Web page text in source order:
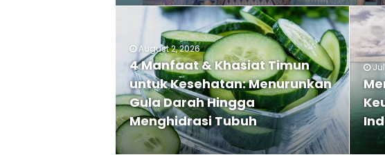
August 2, 2026
4 Manfaat & Khasiat Timun
untuk Kesehatan: Menurunkan
Gula Darah Hingga
Menghidrasi Tubuh